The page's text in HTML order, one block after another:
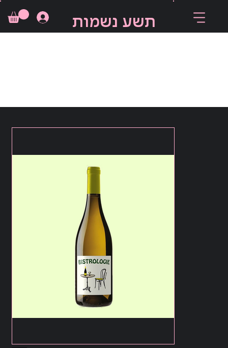
תשע נשמות